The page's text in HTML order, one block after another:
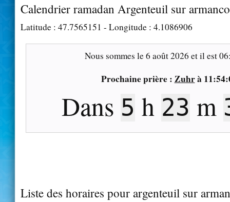
Calendrier ramadan Argenteuil sur
Latitude : 47.7565151 - Longitude : 4.1086906
Nous sommes le6 août 2026 et il est
Prochaine prière : Zuhrà
Dans 5 h 23 m
Liste des horaires pour argenteuil sur